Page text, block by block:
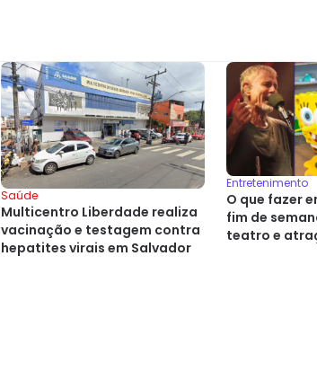
Saúde
Multicentro Liberdade realiza
vacinação e testagem contra
hepatites virais em Salvador
Entretenimento
O que fazer
fim de
teatro e